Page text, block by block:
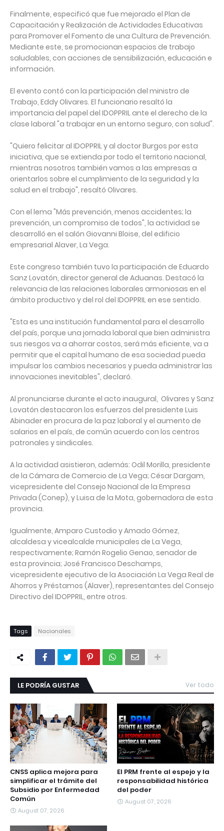
Finalmente, especificó que fue mejorado el Plan de
Capacitación y Realización de Actividades Educativas
para Promover el Fomento de una Cultura de Prevención.
Mediante este, se promocionan espacios de trabajo
saludables, con acciones de sensibilización, educación e
información.⁣
El evento contó con la participación del ministro de
Trabajo, Eddy Olivares. El funcionario resaltó la
importancia del papel del IDOPPRIL ante el derecho de la
clase laboral "a trabajar en un entorno seguro, con salud".⁣
"Quiero felicitar al IDOPPRIL y al doctor Burgos por esta
iniciativa, que se extienda por todo el territorio nacional,
mientras nosotros también vamos a las empresas a
orientarlos sobre el cumplimiento de la seguridad y la
salud en el trabajo", resaltó Olivares. ⁣
Con el lema "Más prevención, menos accidentes; la
prevención, un compromiso de todos", la actividad se
desarrolló en el salón Giovanni Bloise, del edificio
empresarial Alaver, La Vega.⁣
Este congreso también tuvo la participación de Eduardo
Sanz Lovatón, director general de Aduanas. Destacó la
relevancia de las relaciones laborales armoniosas en el
ámbito productivo y del rol del IDOPPRIL en ese sentido. ⁣
"Esta es una institución fundamental para el desarrollo
del país, porque una jornada laboral que bien administra
sus riesgos va a ahorrar costos, será más eficiente, va a
permitir que el capital humano de esa sociedad pueda
impulsar los cambios necesarios y pueda administrar las
innovaciones inevitables", declaró. ⁣
Al pronunciarse durante el acto inaugural, Olivares y Sanz
Lovatón destacaron los esfuerzos del presidente Luis
Abinader en procura de la paz laboral y el aumento de
salarios en el país, de común acuerdo con los centros
patronales y sindicales. ⁣
A la actividad asistieron, además: Odil Morilla, presidente
de la Cámara de Comercio de La Vega; César Dargam,
vicepresidente del Consejo Nacional de la Empresa
Privada (Conep), y Luisa de la Mota, gobernadora de esta
provincia.⁣
Igualmente, Amparo Custodio y Amado Gómez,
alcaldesa y vicealcalde municipales de La Vega,
respectivamente; Ramón Rogelio Genao, senador de
esta provincia; José Francisco Deschamps,
vicepresidente ejecutivo de la Asociación La Vega Real de
Ahorros y Préstamos (Alaver), representantes del Consejo
Directivo del IDOPPRIL, entre otros.
Tags Nacionales
LE PODRÍA GUSTAR Ver todo
CNSS aplica mejora para
simplificar el trámite del
Subsidio por Enfermedad
Común
August 07, 2026
El PRM frente al espejo y la
responsabilidad histórica
del poder
August 07, 2026